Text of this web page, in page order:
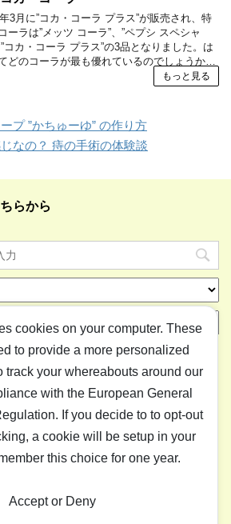
3月に”コカ・コーラ プラス”が販売され、特
ーラは”メッツ コーラ”、”ペプシ スペシャ
”コカ・コーラ プラス”の3品となりました。は
どのコーラが最も優れているのでしょうか…
もっと見る
プ ”かちゅーゆ” の作り方
なの？ 痔の手術の体験談
らから
ゲーム アイテム
“はまとりねっ
と”について
cookies on your computer. These
to provide a more personalized
track your whereabouts around our
with the European General
If you decide to to opt-out
a cookie will be setup in your
this choice for one year.
Accept or Deny